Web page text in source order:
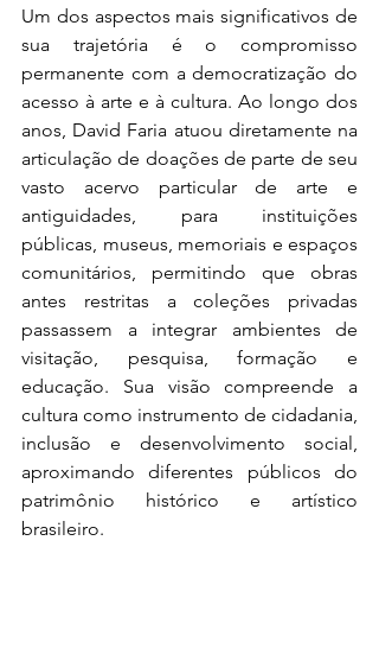
Um dos aspectos mais significativos de
sua trajetória é o compromisso
permanente com a democratização do
acesso à arte e à cultura. Ao longo dos
anos, David Faria atuou diretamente na
articulação de doações de parte de seu
vasto acervo particular de arte e
antiguidades, para instituições
públicas, museus, memoriais e espaços
comunitários, permitindo que obras
antes restritas a coleções privadas
passassem a integrar ambientes de
visitação, pesquisa, formação e
educação. Sua visão compreende a
cultura como instrumento de cidadania,
inclusão e desenvolvimento social,
aproximando diferentes públicos do
patrimônio histórico e artístico
brasileiro.